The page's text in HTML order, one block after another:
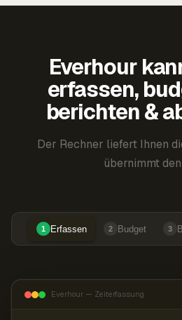
Everhour
erfassen,
berichten &
Der Rechner liefert Ihnen
übernimmt
1 Erfassen 2 Budget 3
Everhour — Zeiterfassung